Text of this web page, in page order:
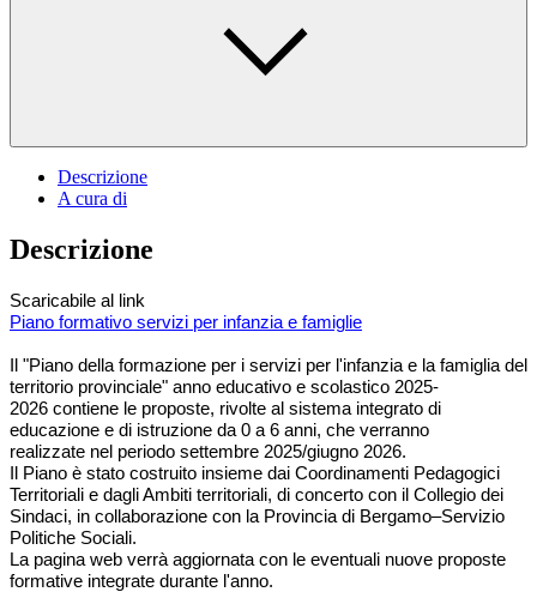
Descrizione
A cura di
Descrizione
Scaricabile al link
Piano formativo servizi per infanzia e famiglie
"Piano della formazione per i servizi per l'infanzia e la famiglia del
territorio provinciale" anno educativo e scolastico 2025-
2026 contiene l e proposte, rivolte al sistema integrato di
educazione e di istruzione da 0 a 6 anni, che verranno
realizzate nel periodo settembre 2025/giugno 2026.
Il Piano è stato costruito insieme dai Coordinamenti Pedagogici
Territoriali e dagli Ambiti territoriali, di concerto con il Collegio dei
Sindaci, in collaborazione con la Provincia di Bergamo–Servizio
Politiche Sociali.
La pagina web verrà aggiornata con le eventuali nuove proposte
formative integrate durante l'anno.